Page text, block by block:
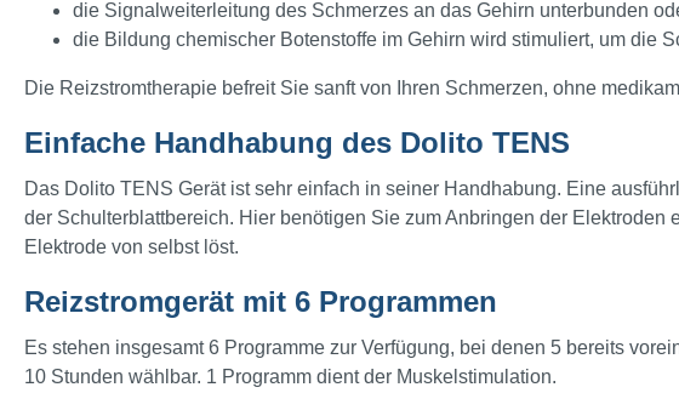
die Signalweiterleitung des Schmerzes an das Gehirn unterbunden
die Bildung chemischer Botenstoffe im Gehirn wird stimuliert, um die
Die Reizstromtherapie befreit Sie sanft von Ihren Schmerzen, ohne
Einfache Handhabung des Dolito TENS
Das Dolito TENS Gerät ist sehr einfach in seiner Handhabung. Eine
der Schulterblattbereich. Hier benötigen Sie zum Anbringen der Elektroden
Elektrode von selbst löst.
Reizstromgerät mit 6 Programmen
Es stehen insgesamt 6 Programme zur Verfügung, bei denen 5 bereits
10 Stunden wählbar. 1 Programm dient der Muskelstimulation.